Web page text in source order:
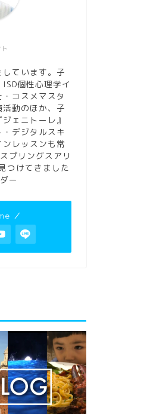
ています。子
個性心理学イ
コスメマスタ
動のほか、子
ェニトーレ』
デジタルスキ
レッスンも常
プリングスアリ
つけてきました
ー
／